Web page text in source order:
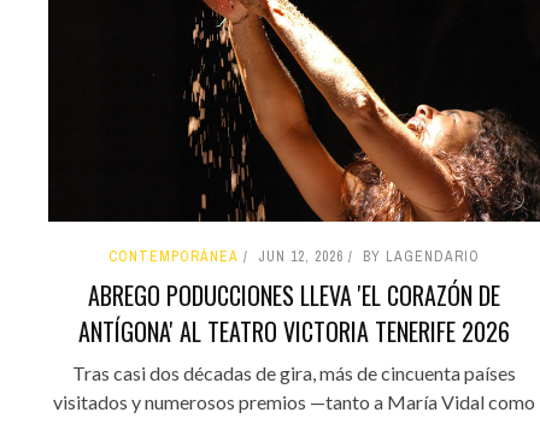
CONTEMPORÁNEA JUN 12, 2026 BY LAGENDARIO
ABREGO PODUCCIONES LLEVA 'EL CORAZÓN DE
ANTÍGONA' AL TEATRO VICTORIA TENERIFE 2026
Tras casi dos décadas de gira, más de cincuenta países
visitados y numerosos premios —tanto a María Vidal como